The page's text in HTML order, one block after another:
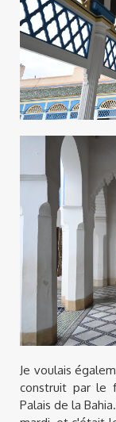
Je voulais
construit par le
Palais de la